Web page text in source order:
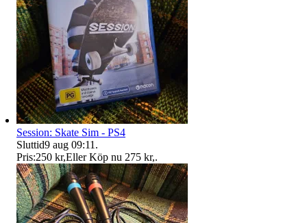
Session: Skate Sim - PS4
Sluttid9 aug 09:11 .
Pris:250 kr,Eller Köp nu 275 kr,.